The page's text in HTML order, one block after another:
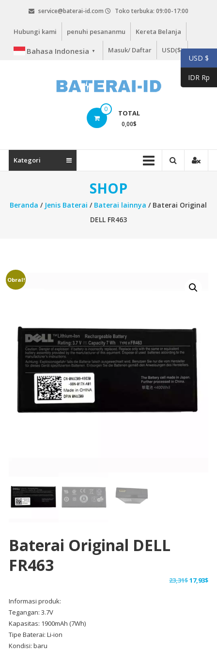
service@baterai-id.com Toko terbuka: 09:00-17:00
Hubungi kami penuhi pesananmu Kereta Belanja
Bahasa Indonesia ▼ Masuk/ Daftar USD($)
id.com
0 TOTAL
0,00$
Kategori
SHOP
Beranda / Jenis Baterai / Baterai lainnya / Baterai Original
DELL FR463
Obral!
Baterai Original DELL
FR463
23,31$Harga
17,93$
Informasi produk:
Tegangan: 3.7V
Kapasitas: 1900mAh (7Wh)
Tipe Baterai: Li-ion
Kondisi: baru
USD $
IDR Rp